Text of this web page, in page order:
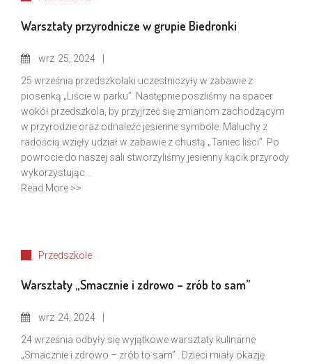
Warsztaty przyrodnicze w grupie Biedronki
wrz 25, 2024
25 września przedszkolaki uczestniczyły w zabawie z
piosenką „Liście w parku”. Następnie poszliśmy na spacer
wokół przedszkola, by przyjrzeć się zmianom zachodzącym
w przyrodzie oraz odnaleźć jesienne symbole. Maluchy z
radością wzięły udział w zabawie z chustą „Taniec liści”. Po
powrocie do naszej sali stworzyliśmy jesienny kącik przyrody
wykorzystując...
Read More >>
Przedszkole
Warsztaty „Smacznie i zdrowo – zrób to sam”
wrz 24, 2024
24 września odbyły się wyjątkowe warsztaty kulinarne
„Smacznie i zdrowo – zrób to sam” . Dzieci miały okazję